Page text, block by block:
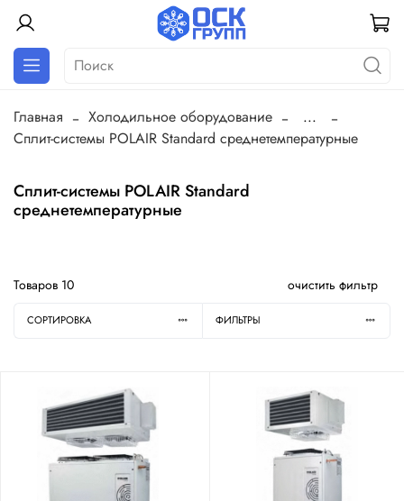
Главная Холодильное оборудование
...
Сплит-системы POLAIR Standard cреднетемпературные
Сплит-системы POLAIR Standard
cреднетемпературные
Товаров 10 очистить фильтр
СОРТИРОВКА ФИЛЬТРЫ